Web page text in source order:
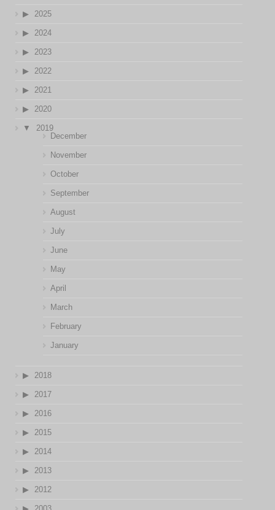
2025
2024
2023
2022
2021
2020
2019
December
November
October
September
August
July
June
May
April
March
February
January
2018
2017
2016
2015
2014
2013
2012